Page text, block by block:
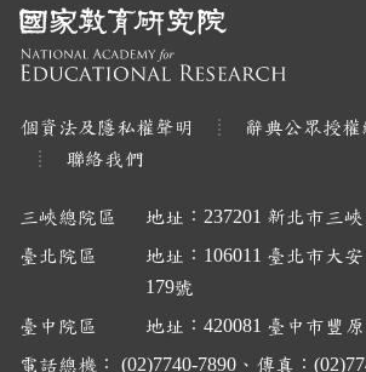
個資法及隱私權聲明 辭典公眾授權
聯絡我們
三峽總院區
地址：237201 新北市三
臺北院區
地址：106011 臺北市大
179號
臺中院區
地址：420081 臺中市豐
電話總機： (02)7740-7890、傳真：